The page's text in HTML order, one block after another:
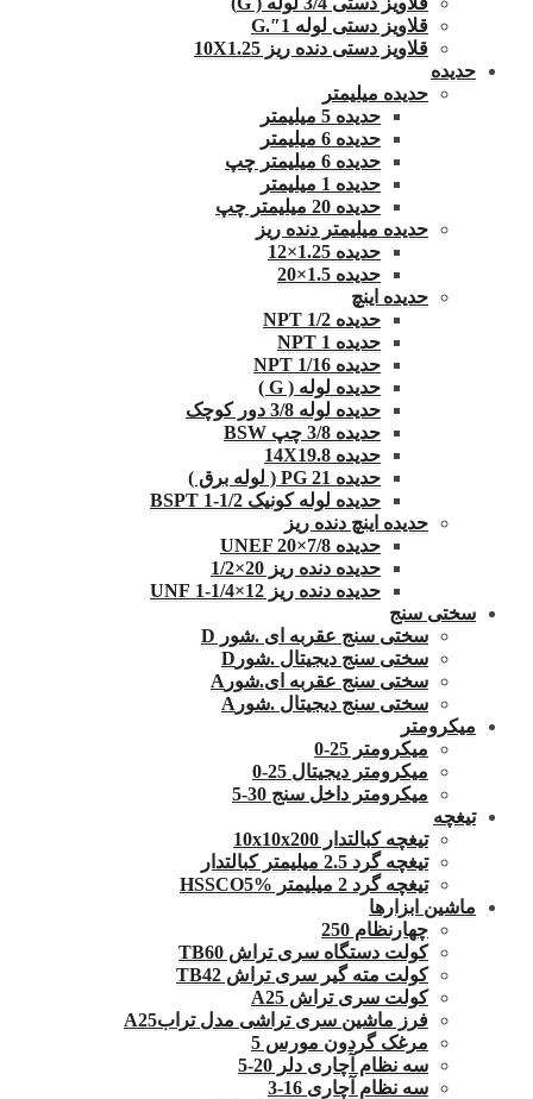
قلاویز دستی لوله 1″.G
قلاویز دستی دنده ریز 10X1.25
حدیده
حدیده میلیمتر
حدیده 5 میلیمتر
حدیده 6 میلیمتر
حدیده 6 میلیمتر چپ
حدیده 1 میلیمتر
حدیده 20 میلیمتر چپ
حدیده میلیمتر دنده ریز
حدیده 1.25×12
حدیده 1.5×20
حدیده اینچ
حدیده 1/2 NPT
حدیده NPT 1
حدیده 1/16 NPT
حدیده لوله ( G )
حدیده لوله 3/8 دور کوچک
حدیده 3/8 چپ BSW
حدیده 14X19.8
حدیده 21 PG ( لوله برق )
حدیده لوله کونیک 1/2-1 BSPT
حدیده اینچ دنده ریز
حدیده UNEF 20×7/8
حدیده دنده ریز 20×1/2
حدیده دنده ریز 12×1/4-1 UNF
سختی سنج
سختی سنج عقربه ای .شور D
سختی سنج دیجیتال .شورD
سختی سنج عقربه ای.شورA
سختی سنج دیجیتال .شورA
میکرومتر
میکرومتر 25-0
میکرومتر دیجیتال 25-0
میکرومتر داخل سنج 30-5
تیغچه
تیغچه کبالتدار 10x10x200
تیغچه گرد 2.5 میلیمتر کبالتدار
تیغچه گرد 2 میلیمتر HSSCO5%
ماشین ابزارها
چهارنظام 250
کولت دستگاه سری تراش TB60
کولت مته گیر سری تراش TB42
کولت سری تراش A25
فرز ماشین سری تراشی مدل ترابA25
مرغک گردون مورس 5
سه نظام آچاری دلر 20-5
سه نظام آچاری 16-3